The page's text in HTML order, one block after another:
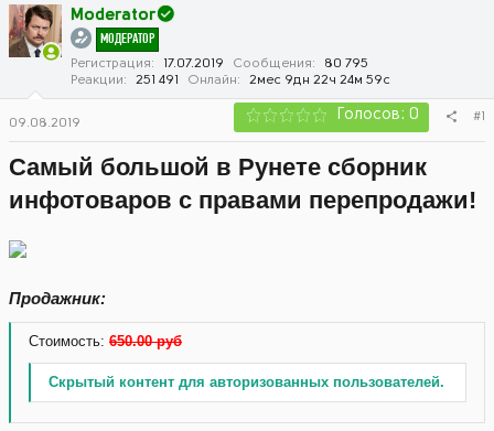
р
т
е
а
ч
а
л
а
Moderator
МОДЕРАТОР
Регистрация 17.07.2019 Сообщения
80 795
Реакции
251 491 Онлайн 2мес 9дн 22ч 24м 59с
09.08.2019 Голосов: 0 #1
Самый большой в Рунете сборник
инфотоваров с правами перепродажи!
Продажник:
Стоимость: 650.00 руб
Скрытый контент для авторизованных пользователей.